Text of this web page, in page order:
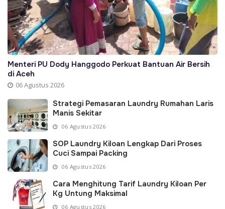
Menteri PU Dody Hanggodo Perkuat Bantuan Air Bersih
di Aceh
06 Agustus 2026
Strategi Pemasaran Laundry Rumahan Laris
Manis Sekitar
06 Agustus 2026
SOP Laundry Kiloan Lengkap Dari Proses
Cuci Sampai Packing
06 Agustus 2026
Cara Menghitung Tarif Laundry Kiloan Per
Kg Untung Maksimal
06 Agustus 2026